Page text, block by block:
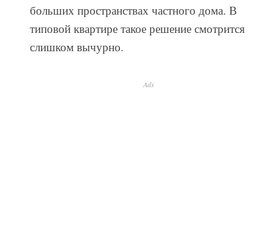
больших пространствах частного дома. В
типовой квартире такое решение смотрится
слишком вычурно.
Ads